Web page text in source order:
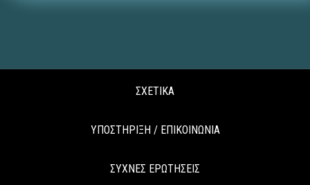
ΣΧΕΤΙΚΑ
ΥΠΟΣΤΗΡΙΞΗ / ΕΠΙΚΟΙΝΩΝΙΑ
ΣΥΧΝΕΣ ΕΡΩΤΗΣΕΙΣ